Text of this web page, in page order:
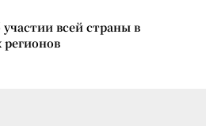
всей страны в
регионов